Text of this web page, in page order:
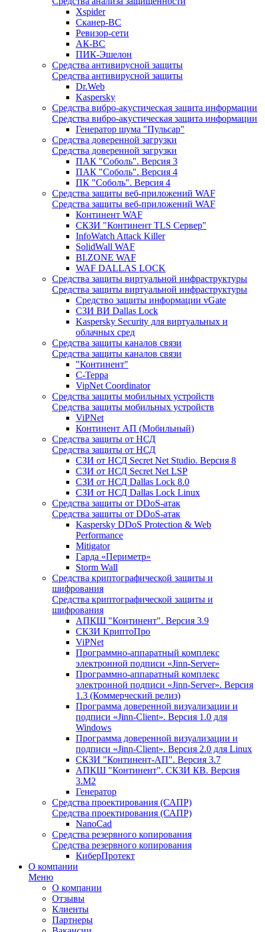
Xspider
Сканер-ВС
Ревизор-сети
АК-ВС
ПИК-Эшелон
Средства антивирусной защиты
Средства антивирусной защиты
Dr.Web
Kaspersky
Средства вибро-акустическая защита информации
Средства вибро-акустическая защита информации
Генератор шума "Пульсар"
Средства доверенной загрузки
Средства доверенной загрузки
ПАК "Соболь". Версия 3
ПАК "Соболь". Версия 4
ПК "Соболь". Версия 4
Средства защиты веб-приложений WAF
Средства защиты веб-приложений WAF
Континент WAF
СКЗИ "Континент TLS Сервер"
InfoWatch Attack Killer
SolidWall WAF
BI.ZONE WAF
WAF DALLAS LOCK
Средства защиты виртуальной инфраструктуры
Средства защиты виртуальной инфраструктуры
Средство защиты информации vGate
СЗИ ВИ Dallas Lock
Kaspersky Security для виртуальных и
облачных сред
Средства защиты каналов связи
Средства защиты каналов связи
"Континент"
С-Терра
VipNet Coordinator
Средства защиты мобильных устройств
Средства защиты мобильных устройств
ViPNet
Континент АП (Мобильный)
Средства защиты от НСД
Средства защиты от НСД
СЗИ от НСД Secret Net Studio. Версия 8
СЗИ от НСД Secret Net LSP
СЗИ от НСД Dallas Lock 8.0
СЗИ от НСД Dallas Lock Linux
Средства защиты от DDoS-атак
Средства защиты от DDoS-атак
Kaspersky DDoS Protection & Web
Performance
Mitigator
Гарда «Периметр»
Storm Wall
Средства криптографической защиты и
шифрования
Средства криптографической защиты и
шифрования
АПКШ "Континент". Версия 3.9
СКЗИ КриптоПро
ViPNet
Программно-аппаратный комплекс
электронной подписи «Jinn-Server»
Программно-аппаратный комплекс
электронной подписи «Jinn-Server». Версия
1.3 (Коммерческий релиз)
Программа доверенной визуализации и
подписи «Jinn-Client». Версия 1.0 для
Windows
Программа доверенной визуализации и
подписи «Jinn-Client». Версия 2.0 для Linux
СКЗИ "Континент-АП". Версия 3.7
АПКШ "Континент". СКЗИ КВ. Версия
3.М2
Генератор
Средства проектирования (САПР)
Средства проектирования (САПР)
NanoCad
Средства резервного копирования
Средства резервного копирования
КиберПротект
О компании
Меню
О компании
Отзывы
Клиенты
Партнеры